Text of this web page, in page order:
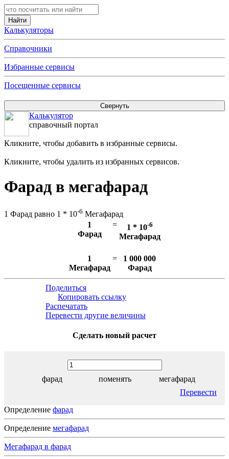
Калькуляторы
Справочники
Избранные сервисы
Посещенные сервисы
Калькулятор
справочный портал
Кликните, чтобы добавить в избранные сервисы.
Кликните, чтобы удалить из избранных сервисов.
Фарад в мегафарад
1 Фарад равно 1 * 10-6 Мегафарад
1
Фарад
= 1 * 10-6
Мегафарад
1
Мегафарад
=
1 000 000
Фарад
Поделиться
Копировать ссылку
Распечатать
Перевести другие величины
Сделать новый расчет
фарад поменять
мегафарад
Перевести
Определение фарад
Определение мегафарад
Мегафарад в фарад